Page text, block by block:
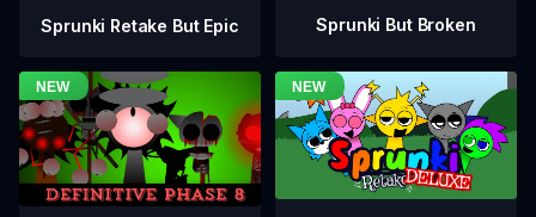
Sprunki Retake But Epic Sprunki But Broken